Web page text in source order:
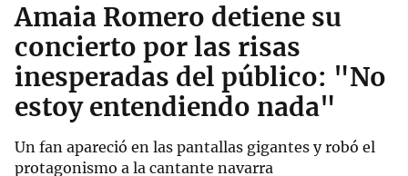
Amaia Romero detiene su
concierto por las risas
inesperadas del público: "No
estoy entendiendo nada"
Un fan apareció en las pantallas gigantes y robó el
protagonismo a la cantante navarra